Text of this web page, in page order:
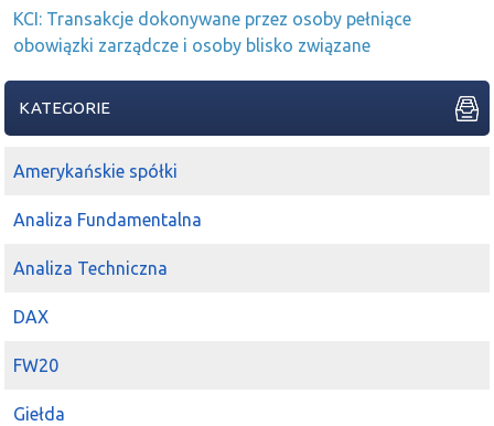
KCI: Transakcje dokonywane przez osoby pełniące
obowiązki zarządcze i osoby blisko związane
KATEGORIE
Amerykańskie spółki
Analiza Fundamentalna
Analiza Techniczna
DAX
FW20
Giełda